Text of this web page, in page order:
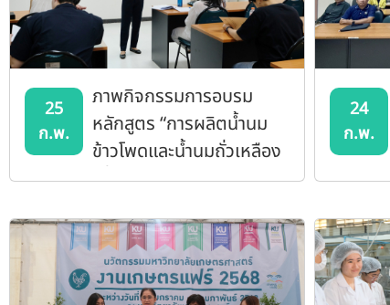
25
ก.พ.
ภาพกิจกรรมการอบรม
หลักสูตร “การผลิตน้ำนม
ข้าวโพดและน้ำนมถั่วเหลือง
เพื่อยืดอายุการเก็บรักษา”
24
ก.พ.